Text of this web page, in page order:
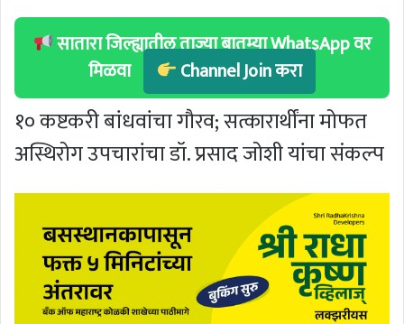
सातारा जिल्ह्यातील ताज्या बातम्या WhatsApp वर
मिळवा
Channel Join करा
१० कष्टकरी बांधवांचा गौरव; सत्कारार्थींना मोफत
अस्थिरोग उपचारांचा डॉ. प्रसाद जोशी यांचा संकल्प